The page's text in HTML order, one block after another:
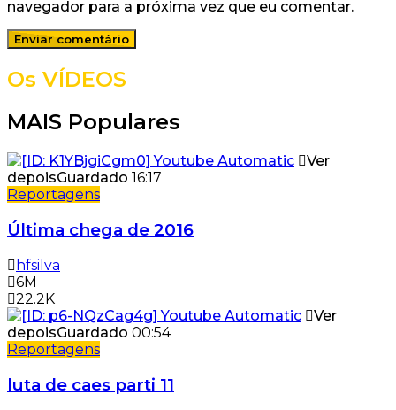
navegador para a próxima vez que eu comentar.
Os VÍDEOS
MAIS Populares
Ver
depoisGuardado 16:17
Reportagens
Última chega de 2016
hfsilva
6M
22.2K
Ver
depoisGuardado 00:54
Reportagens
luta de caes parti 11